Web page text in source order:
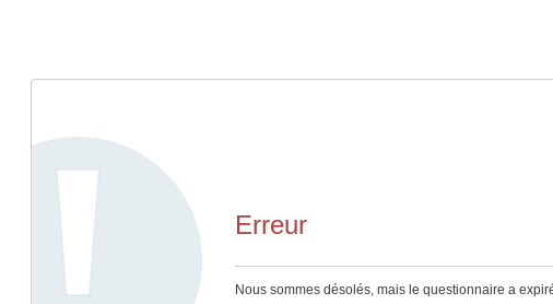
Erreur
Nous sommes désolés, mais le questionnaire a